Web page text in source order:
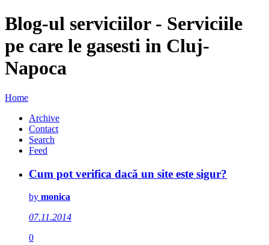
Blog-ul serviciilor - Serviciile
pe care le gasesti in Cluj-
Napoca
Home
Archive
Contact
Search
Feed
Cum pot verifica dacă un site este sigur?
by monica
07.11.2014
0